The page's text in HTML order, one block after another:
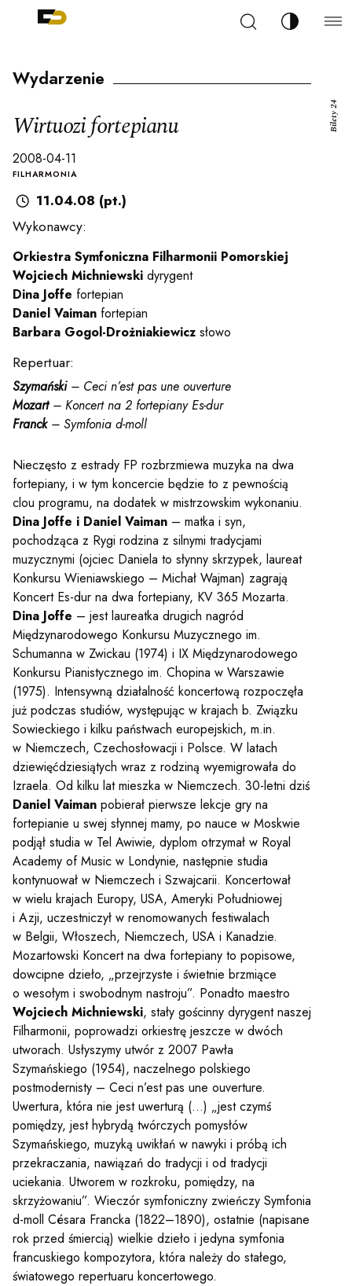
Szukaj Zmień
sal
YOUTUBE INSTAGRAM
Polityka prywatności
Praca
Wydarzenie
Wirtuozi fortepianu
2008-04-11
FILHARMONIA
11.04.08 (pt.)
Wykonawcy:
Orkiestra Symfoniczna Filharmonii Pomorskiej
Wojciech Michniewski dyrygent
Dina Joffe fortepian
Daniel Vaiman fortepian
Barbara Gogol-Drożniakiewicz słowo
Repertuar:
Szymański– Ceci n’est pas une ouverture
Mozart– Koncert na 2 fortepiany Es-dur
Franck– Symfonia d-moll
Nieczęsto z estrady FP rozbrzmiewa muzyka na dwa
fortepiany, i w tym koncercie będzie to z pewnością
clou programu, na dodatek w mistrzowskim wykonaniu.
Dina Joffe i Daniel Vaiman – matka i syn,
pochodząca z Rygi rodzina z silnymi tradycjami
muzycznymi (ojciec Daniela to słynny skrzypek, laureat
Konkursu Wieniawskiego – Michał Wajman) zagrają
Koncert Es-dur na dwa fortepiany, KV 365 Mozarta.
Dina Joffe – jest laureatka drugich nagród
Międzynarodowego Konkursu Muzycznego im.
Schumanna w Zwickau (1974) i IX Międzynarodowego
Konkursu Pianistycznego im. Chopina w Warszawie
(1975). Intensywną działalność koncertową rozpoczęła
już podczas studiów, występując w krajach b. Związku
Sowieckiego i kilku państwach europejskich, m.in.
w Niemczech, Czechosłowacji i Polsce. W latach
dziewięćdziesiątych wraz z rodziną wyemigrowała do
Izraela. Od kilku lat mieszka w Niemczech. 30-letni dziś
Daniel Vaiman pobierał pierwsze lekcje gry na
fortepianie u swej słynnej mamy, po nauce w Moskwie
podjął studia w Tel Awiwie, dyplom otrzymał w Royal
Academy of Music w Londynie, następnie studia
kontynuował w Niemczech i Szwajcarii. Koncertował
w wielu krajach Europy, USA, Ameryki Południowej
i Azji, uczestniczył w renomowanych festiwalach
w Belgii, Włoszech, Niemczech, USA i Kanadzie.
Mozartowski Koncert na dwa fortepiany to popisowe,
dowcipne dzieło, „przejrzyste i świetnie brzmiące
o wesołym i swobodnym nastroju”. Ponadto maestro
Wojciech Michniewski, stały gościnny dyrygent naszej
Filharmonii, poprowadzi orkiestrę jeszcze w dwóch
utworach. Usłyszymy utwór z 2007 Pawła
Szymańskiego (1954), naczelnego polskiego
postmodernisty – Ceci n’est pas une ouverture.
Uwertura, która nie jest uwerturą (…) „jest czymś
pomiędzy, jest hybrydą twórczych pomysłów
Szymańskiego, muzyką uwikłań w nawyki i próbą ich
przekraczania, nawiązań do tradycji i od tradycji
uciekania. Utworem w rozkroku, pomiędzy, na
skrzyżowaniu”. Wieczór symfoniczny zwieńczy Symfonia
d-moll Césara Francka (1822–1890), ostatnie (napisane
rok przed śmiercią) wielkie dzieło i jedyna symfonia
francuskiego kompozytora, która należy do stałego,
światowego repertuaru koncertowego.
Bilety 24